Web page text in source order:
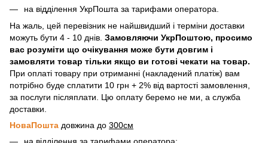
на відділення УкрПошта за тарифами оператора.
На жаль, цей перевізник не найшвидший і терміни доставки
можуть бути 4 - 10 днів. Замовляючи УкрПоштою, просимо
вас розуміти що очікування може бути довгим і
замовляти товар тільки якщо ви готові чекати на товар.
При оплаті товару при отриманні (накладений платіж) вам
потрібно буде сплатити 10 грн + 2% від вартості замовлення,
за послуги післяплати. Цю оплату беремо не ми, а служба
доставки.
НоваПошта довжина до 300см